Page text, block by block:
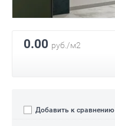
0.00 руб./м2
Добавить к сравнению